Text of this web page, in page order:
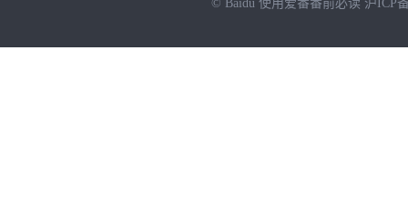
© Baidu 使用爱番番前必读 沪ICP